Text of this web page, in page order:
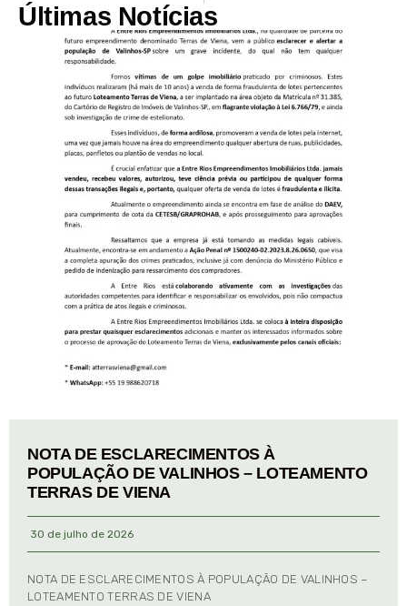
Últimas Notícias
NOTA DE ESCLARECIMENTOS À
POPULAÇÃO DE VALINHOS – LOTEAMENTO
TERRAS DE VIENA
30 de julho de 2026
NOTA DE ESCLARECIMENTOS À POPULAÇÃO DE VALINHOS –
LOTEAMENTO TERRAS DE VIENA